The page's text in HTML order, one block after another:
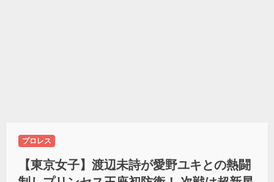
プロレス
【東京女子】渡辺未詩が愛野ユキとの熱闘